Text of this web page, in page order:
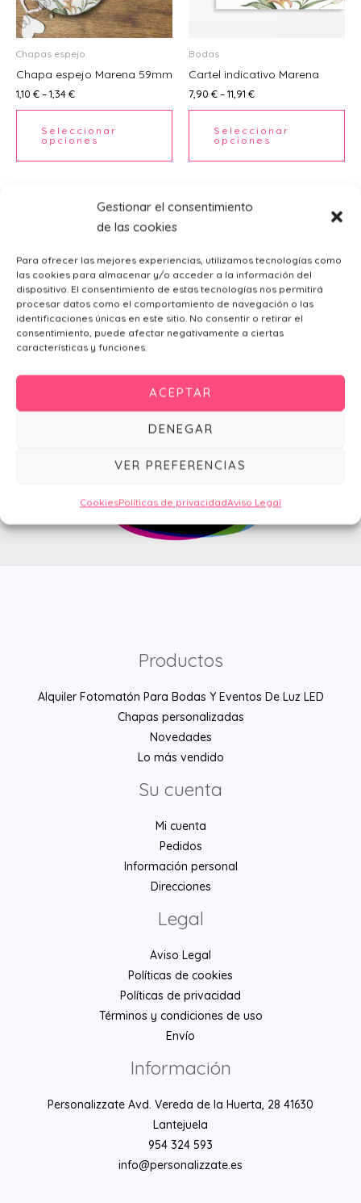
Gestionar el consentimiento
de las cookies
Para ofrecer las mejores experiencias, utilizamos tecnologías como
las cookies para almacenar y/o acceder a la información del
dispositivo. El consentimiento de estas tecnologías nos permitirá
procesar datos como el comportamiento de navegación o las
identificaciones únicas en este sitio. No consentir o retirar el
consentimiento, puede afectar negativamente a ciertas
características y funciones.
ACEPTAR
DENEGAR
VER PREFERENCIAS
CookiesPolíticas de privacidadAviso Legal
Chapas espejo
Chapa espejo Marena 59mm
1,10 €–1,34€
Seleccionar
opciones
opciones
se
pueden
elegir
en
la
página
Bodas
Cartel indicativo Marena
7,90 €–11,91 €
Seleccionar
opciones
opciones
pueden
elegir
en
la
página
0,99€
Productos
Alquiler Fotomatón Para Bodas Y Eventos De Luz LED
Chapas personalizadas
Novedades
Lo más vendido
Su cuenta
Mi cuenta
Pedidos
Información personal
Direcciones
Legal
Aviso Legal
Políticas de cookies
Políticas de privacidad
Términos y condiciones de uso
Envío
Información
Personalizzate Avd. Vereda de la Huerta, 28 41630
Lantejuela
954 324 593
info@personalizzate.es